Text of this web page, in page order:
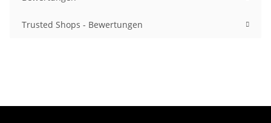
Trusted Shops - Bewertungen